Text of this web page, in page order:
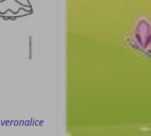
veronalice